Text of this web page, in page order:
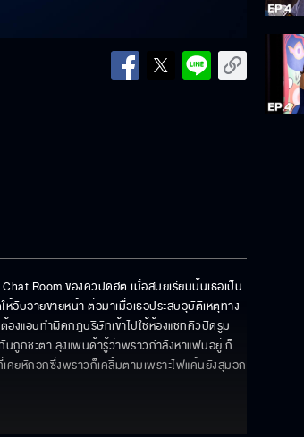
Room ของคิวปิดฮัต เมื่อสมัยเรียนนั้นเธอเป็น
บอายขายหน้า ต่อมาเมื่อเธอประสบอุบัติเหตุทาง
งแอบทำผิดกฎบริษัทเข้าไปใช้ห้องแชทคิวปิดรูม
นถูกชะตา ลุงแพนด้ารู้ว่าพราวกำลังหาแฟนอยู่ ก็
คยหักอกซึ่งพราวก็เคลิ้มตามเพราะไฟแค้นยังสุมอก